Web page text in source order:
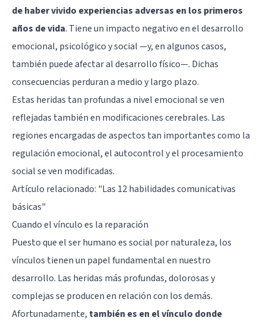
de haber vivido experiencias adversas en los primeros
años de vida. Tiene un impacto negativo en el desarrollo
emocional, psicológico y social —y, en algunos casos,
también puede afectar al desarrollo físico—. Dichas
consecuencias perduran a medio y largo plazo.
Estas heridas tan profundas a nivel emocional se ven
reflejadas también en modificaciones cerebrales. Las
regiones encargadas de aspectos tan importantes como la
regulación emocional, el autocontrol y el procesamiento
social se ven modificadas.
Artículo relacionado: "Las 12 habilidades comunicativas
básicas"
Cuando el vínculo es la reparación
Puesto que el ser humano es social por naturaleza, los
vínculos tienen un papel fundamental en nuestro
desarrollo. Las heridas más profundas, dolorosas y
complejas se producen en relación con los demás.
Afortunadamente, también es en el vínculo donde